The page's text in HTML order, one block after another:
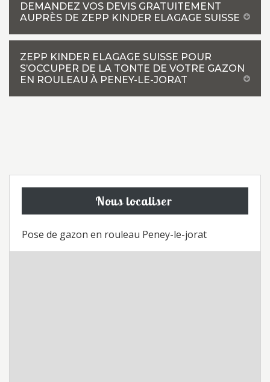
DEMANDEZ VOS DEVIS GRATUITEMENT
AUPRÈS DE ZEPP KINDER ELAGAGE SUISSE
ZEPP KINDER ELAGAGE SUISSE POUR
S’OCCUPER DE LA TONTE DE VOTRE GAZON
EN ROULEAU À PENEY-LE-JORAT
Nous localiser
Pose de gazon en rouleau Peney-le-jorat